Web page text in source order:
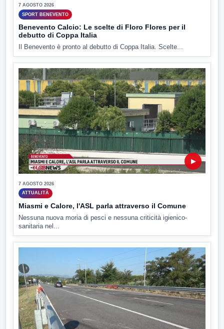
7 AGOSTO 2026
SPORT BENEVENTO
Benevento Calcio: Le scelte di Floro Flores per il
debutto di Coppa Italia
Il Benevento è pronto al debutto di Coppa Italia. Scelte...
▶
7 AGOSTO 2026
ATTUALITÀ
Miasmi e Calore, l'ASL parla attraverso il Comune
Nessuna nuova moria di pesci e nessuna criticità igienico-
sanitaria nel...